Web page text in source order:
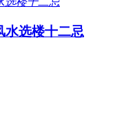
水选楼十二忌